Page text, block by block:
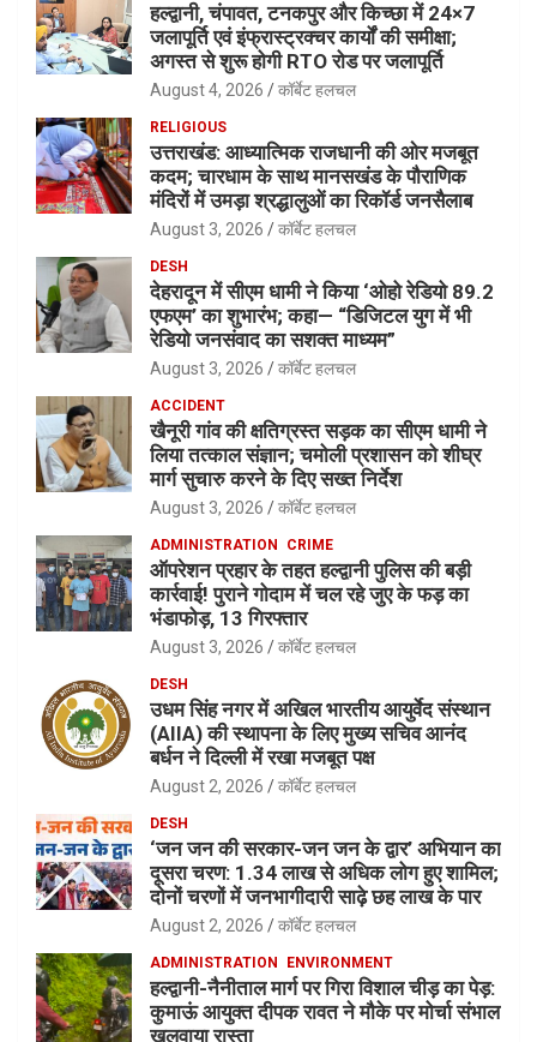
हल्द्वानी, चंपावत, टनकपुर और किच्छा में 24×7
जलापूर्ति एवं इंफ्रास्ट्रक्चर कार्यों की समीक्षा;
अगस्त से शुरू होगी RTO रोड पर जलापूर्ति
August 4, 2026 कॉर्बेट हलचल
RELIGIOUS
उत्तराखंड: आध्यात्मिक राजधानी की ओर मजबूत
कदम; चारधाम के साथ मानसखंड के पौराणिक
मंदिरों में उमड़ा श्रद्धालुओं का रिकॉर्ड जनसैलाब
August 3, 2026 कॉर्बेट हलचल
DESH
देहरादून में सीएम धामी ने किया ‘ओहो रेडियो 89.2
एफएम’ का शुभारंभ; कहा— “डिजिटल युग में भी
रेडियो जनसंवाद का सशक्त माध्यम”
August 3, 2026 कॉर्बेट हलचल
ACCIDENT
खैनूरी गांव की क्षतिग्रस्त सड़क का सीएम धामी ने
लिया तत्काल संज्ञान; चमोली प्रशासन को शीघ्र
मार्ग सुचारु करने के दिए सख्त निर्देश
August 3, 2026 कॉर्बेट हलचल
ADMINISTRATION CRIME
ऑपरेशन प्रहार के तहत हल्द्वानी पुलिस की बड़ी
कार्रवाई! पुराने गोदाम में चल रहे जुए के फड़ का
भंडाफोड़, 13 गिरफ्तार
August 3, 2026 कॉर्बेट हलचल
DESH
उधम सिंह नगर में अखिल भारतीय आयुर्वेद संस्थान
(AIIA) की स्थापना के लिए मुख्य सचिव आनंद
बर्धन ने दिल्ली में रखा मजबूत पक्ष
August 2, 2026 कॉर्बेट हलचल
DESH
‘जन जन की सरकार-जन जन के द्वार’ अभियान का
दूसरा चरण: 1.34 लाख से अधिक लोग हुए शामिल;
दोनों चरणों में जनभागीदारी साढ़े छह लाख के पार
August 2, 2026 कॉर्बेट हलचल
ADMINISTRATION ENVIRONMENT
हल्द्वानी-नैनीताल मार्ग पर गिरा विशाल चीड़ का पेड़:
कुमाऊं आयुक्त दीपक रावत ने मौके पर मोर्चा संभाल
खुलवाया रास्ता